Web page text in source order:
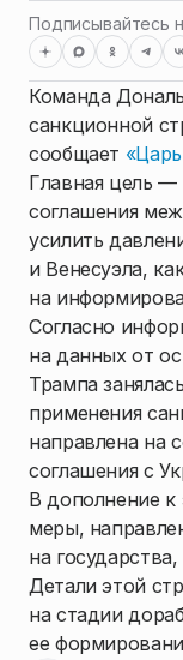
Подписывайтесь
Команда
санкционной
сообщает
Главная цель —
соглашения
усилить
и Венесуэла,
на
Согласно
на данных от
Трампа
применения
направлена на
соглашения с
В дополнение к
меры,
на
Детали этой
на стадии
ее